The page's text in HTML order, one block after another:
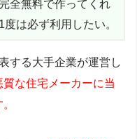
全無料で作ってくれ
は必ず利用したい。
する大手企業が運営し
な住宅メーカーに当